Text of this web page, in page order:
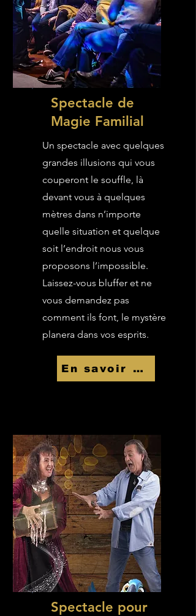
Spectacle de
Magie Familial
Un spectacle avec quelques
grandes illusions qui vous
couperont le souffle, là
devant vous à quelques
mètres dans n’importe
quelle situation et quelque
soit l’endroit nous vous
proposons l’impossible.
Laissez-vous bluffer et ne
vous demandez pas
comment ils font, le mystère
planera dans vos esprits.
En savoir Plus
Spectacle pour